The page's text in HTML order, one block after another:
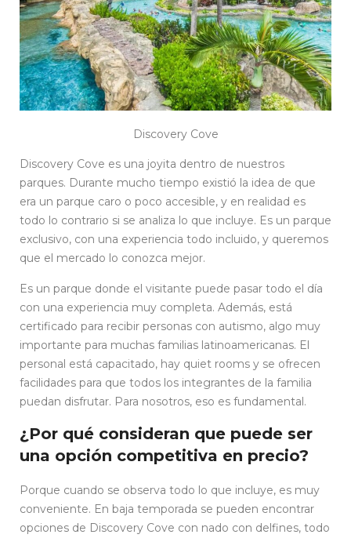
Discovery Cove
Discovery Cove es una joyita dentro de nuestros
parques. Durante mucho tiempo existió la idea de que
era un parque caro o poco accesible, y en realidad es
todo lo contrario si se analiza lo que incluye. Es un parque
exclusivo, con una experiencia todo incluido, y queremos
que el mercado lo conozca mejor.
Es un parque donde el visitante puede pasar todo el día
con una experiencia muy completa. Además, está
certificado para recibir personas con autismo, algo muy
importante para muchas familias latinoamericanas. El
personal está capacitado, hay quiet rooms y se ofrecen
facilidades para que todos los integrantes de la familia
puedan disfrutar. Para nosotros, eso es fundamental.
¿Por qué consideran que puede ser
una opción competitiva en precio?
Porque cuando se observa todo lo que incluye, es muy
conveniente. En baja temporada se pueden encontrar
opciones de Discovery Cove con nado con delfines, todo